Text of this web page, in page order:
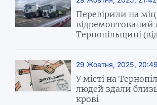
Перевірили на
відремонтований
Тернопільщині
29 Жовтня, 2025, 20:49
У місті на
людей здали
крові